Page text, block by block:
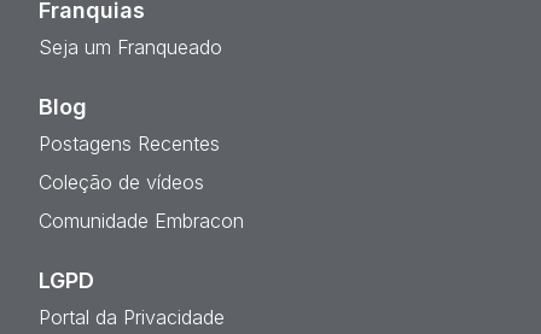
Franquias
Seja um Franqueado
Blog
Postagens Recentes
Coleção de vídeos
Comunidade Embracon
LGPD
Portal da Privacidade